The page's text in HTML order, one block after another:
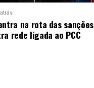
na rota das sanções
rede ligada ao PCC